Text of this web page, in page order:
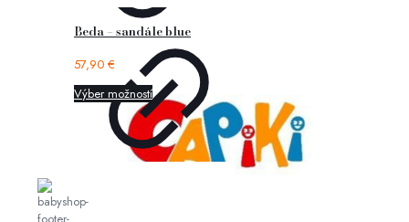
Beda – sandále blue
57,90 €
Výber možností